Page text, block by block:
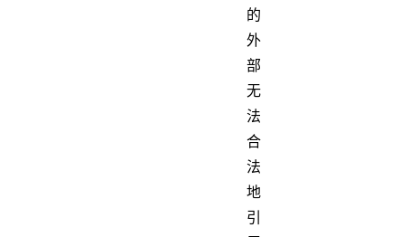
的
外
部
无
法
合
法
地
引